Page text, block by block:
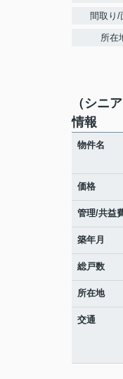
間取り/
所在
（シニ
情報
物件名
価格
管理/共益
築年月
総戸数
所在地
交通